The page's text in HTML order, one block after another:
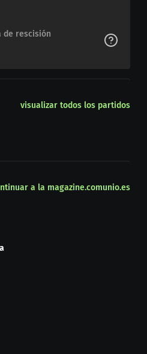
de rescisión
visualizar todos los partidos
a la magazine.comunio.es